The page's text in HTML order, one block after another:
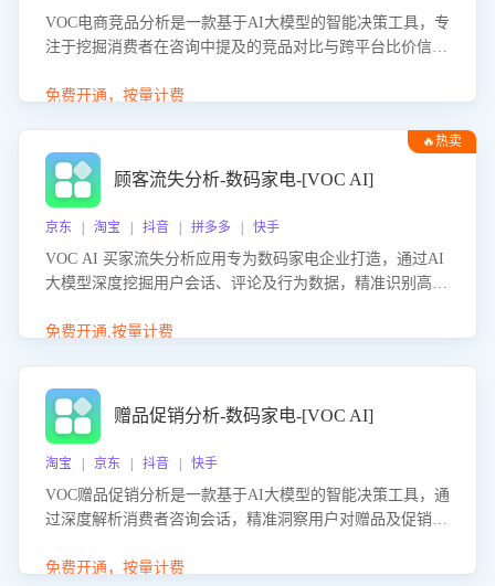
VOC电商竞品分析是一款基于AI大模型的智能决策工具，专
注于挖掘消费者在咨询中提及的竞品对比与跨平台比价信
商品信息，进行多维度交叉对比，并分析消费者的比价行
企业优化营销话术、突出产品与服务优势，有效提升咨询转
化率，避免陷入单纯价格竞争，实现精准扬长避短。
免费开通，按量计费
🔥热卖
顾客流失分析-数码家电-[VOC AI]
京东 | 淘宝 | 抖音 | 拼多多 | 快手
VOC AI 买家流失分析应用专为数码家电企业打造，通过AI
大模型深度挖掘用户会话、评论及行为数据，精准识别高流
应延迟、竞品价格冲击等。系统自动输出可落地的挽回策
免费开通,按量计费
赠品促销分析-数码家电-[VOC AI]
淘宝 | 京东 | 抖音 | 快手
VOC赠品促销分析是一款基于AI大模型的智能决策工具，通
过深度解析消费者咨询会话，精准洞察用户对赠品及促销政
销诉求，帮助企业制定个性化赠品组合策略，优化资源投放
免费开通，按量计费